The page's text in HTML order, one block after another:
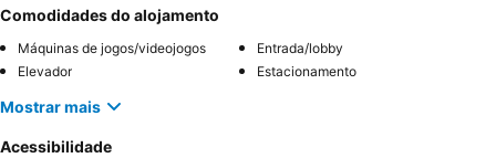
Comodidades do alojamento
Máquinas de jogos/videojogos
Entrada/lobby
Elevador
Estacionamento
Mostrar mais
Acessibilidade